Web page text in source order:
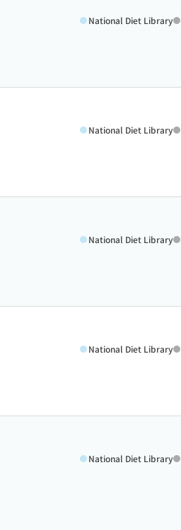
National Diet Library
National Diet Library
National Diet Library
National Diet Library
National Diet Library